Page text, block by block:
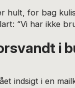
hult, for bag
“Vi har ikke
i
indsigt i en